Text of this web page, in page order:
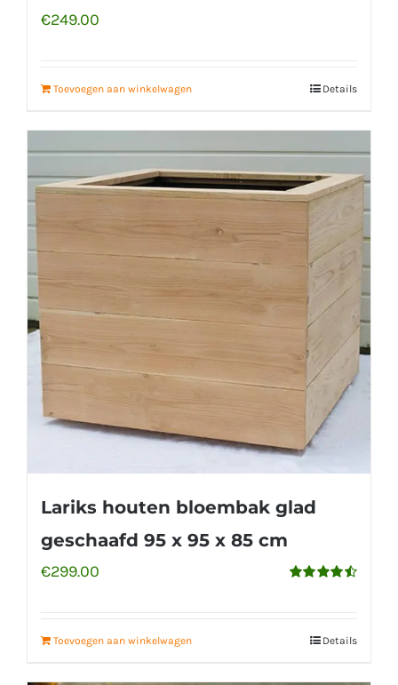
€249.00
Toevoegen aan winkelwagen Details
Lariks houten bloembak glad
geschaafd 95 x 95 x 85 cm
€299.00
Toevoegen aan winkelwagen Details